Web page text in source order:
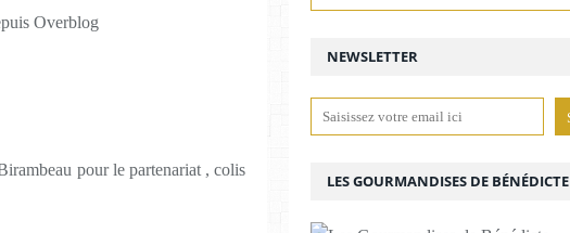
Overblog
pour le partenariat , colis
NEWSLETTER
LES GOURMANDISES DE BÉNÉDICTE